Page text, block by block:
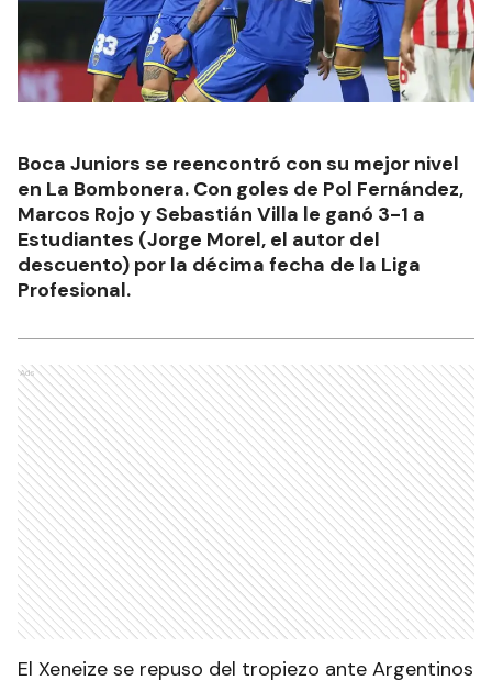
Boca Juniors se reencontró con su mejor nivel
en La Bombonera. Con goles de Pol Fernández,
Marcos Rojo y Sebastián Villa le ganó 3-1 a
Estudiantes (Jorge Morel, el autor del
descuento) por la décima fecha de la Liga
Profesional.
Ads
El Xeneize se repuso del tropiezo ante Argentinos